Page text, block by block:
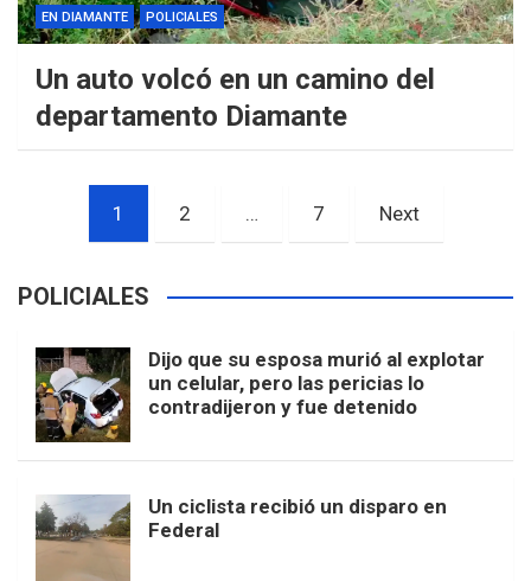
EN DIAMANTE POLICIALES
Un auto volcó en un camino del
departamento Diamante
Paginación
entradas
1 2 … 7 Next
POLICIALES
Dijo que su esposa murió al explotar
un celular, pero las pericias lo
contradijeron y fue detenido
Un ciclista recibió un disparo en
Federal